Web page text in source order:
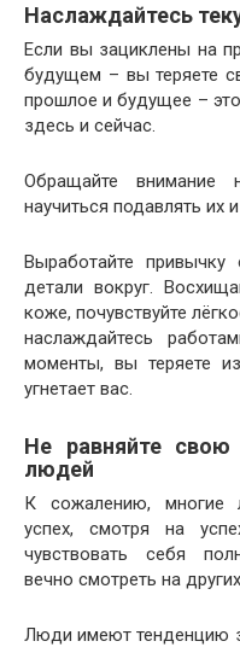
Наслаждайтесь
Если вы зациклены на
будущем – вы теряете
прошлое и будущее –
здесь и сейчас.
Обращайте внимание
научиться подавлять их
Выработайте
детали вокруг.
коже, почувствуйте
наслаждайтесь
моменты, вы теряете
угнетает вас.
Не равняйте
людей
К сожалению, многие
успех, смотря на
чувствовать себя
вечно смотреть на
Люди имеют тенденцию